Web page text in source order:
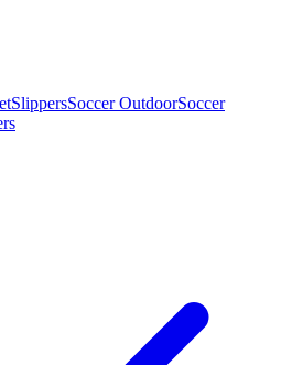
SlippersSoccer OutdoorSoccer